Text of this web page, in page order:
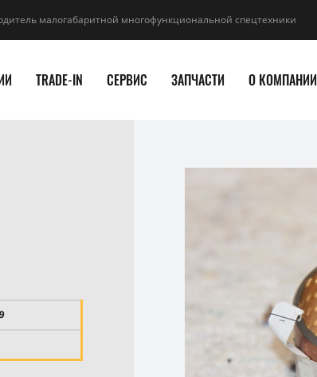
малогабаритной многофункциональной спецтехники
TRADE-IN СЕРВИС ЗАПЧАСТИ О КОМПАНИИ